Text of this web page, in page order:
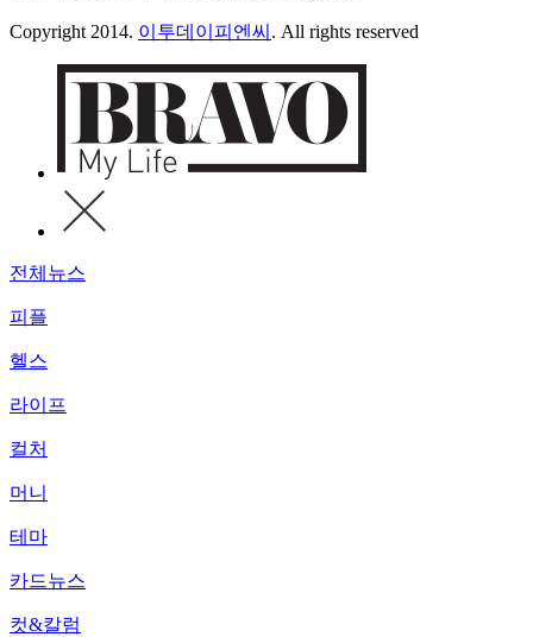
Copyright 2014. 이투데이피엔씨 . All rights reserved
전체뉴스
피플
헬스
라이프
컬처
머니
테마
카드뉴스
컷&칼럼